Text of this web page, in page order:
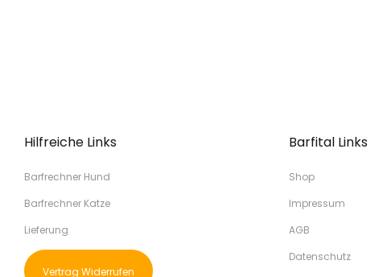
Hilfreiche Links
Barfrechner Hund
Barfrechner Katze
Lieferung
Vertrag Widerrufen
Barfital Links
Shop
Impressum
AGB
Datenschutz